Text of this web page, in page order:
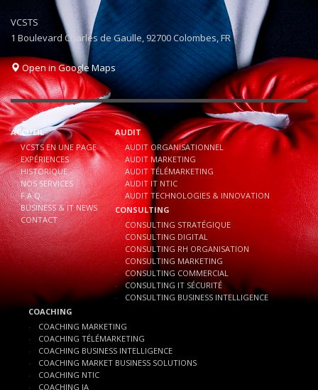
VCSTS
1 Boulevard Charles de Gaulle, 92700 Colombes, FR
Open in Google Maps
ACCUEIL
VCSTS EN UNE PAGE
EXPÉRIENCES
HISTORIQUE
NOS SERVICES
F.A.Q.
BUSINESS & IT NEWS
CONTACT
AUDIT
AUDIT ORGANISATIONNEL
AUDIT MARKETING
AUDIT TÉLÉMARKETING
AUDIT IT NTIC
AUDIT TECHNOLOGIES & INNOVATION
CONSULTING
CONSULTING STRATÉGIQUE
CONSULTING DIGITAL
CONSULTING RH ORGANISATION
CONSULTING MARKETING
CONSULTING COMMERCIAL
CONSULTING IT SÉCURITÉ
CONSULTING BUSINESS INTELLIGENCE
COACHING
COACHING MARKETING
COACHING TÉLÉMARKETING
COACHING BUSINESS INTELLIGENCE
COACHING MARKET BUSINESS SOLUTIONS
COACHING NTIC
COACHING IA